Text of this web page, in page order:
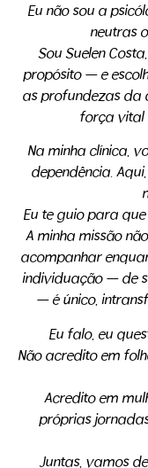
Eu não sou a
neutras
Sou Suelen
propósito — e
as profundezas da
força vital
Na minha clínica,
dependência.
Eu te guio para
A minha missão
acompanhar
individuação — de
— é único,
Eu falo, eu
Não acredito em
Acredito em
próprias
Juntas, vamos